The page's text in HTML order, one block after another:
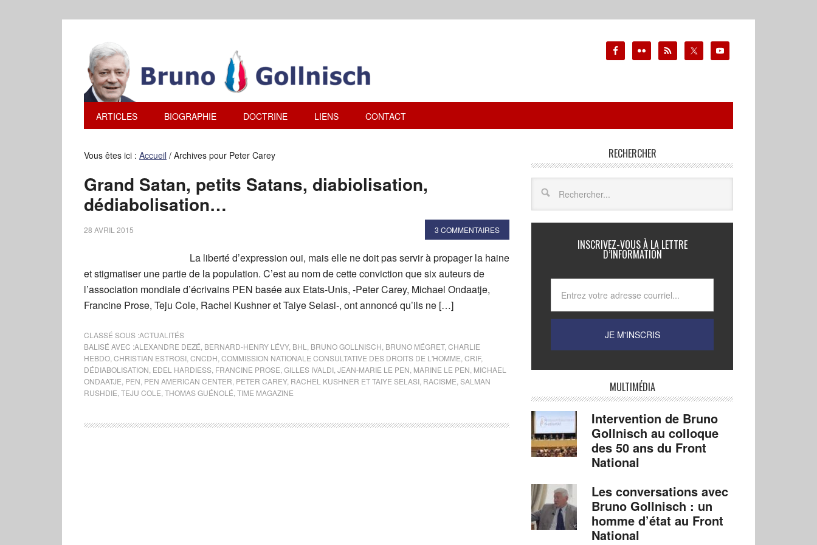
ARTICLES BIOGRAPHIE DOCTRINE LIENS CONTACT
Vous êtes ici : Accueil / Archives pour Peter Carey
Grand Satan, petits Satans, diabiolisation,
dédiabolisation…
28 AVRIL 2015 3 COMMENTAIRES
La liberté d’expression oui, mais elle ne doit pas servir à propager la haine
et stigmatiser une partie de la population. C’est au nom de cette conviction que six auteurs de
l’association mondiale d’écrivains PEN basée aux Etats-Unis, -Peter Carey, Michael Ondaatje,
Francine Prose, Teju Cole, Rachel Kushner et Taiye Selasi-, ont annoncé qu’ils ne […]
CLASSÉ SOUS :ACTUALITÉS
BALISÉ AVEC :ALEXANDRE DEZÉ BERNARD-HENRY LÉVY, BHL BRUNO GOLLNISCH BRUNO MÉGRET, CHARLIE
HEBDO CHRISTIAN ESTROSI CNCDH COMMISSION NATIONALE CONSULTATIVE DES DROITS DE L'HOMME CRIF,
DÉDIABOLISATION EDEL HARDIESS FRANCINE PROSE GILLES IVALDI JEAN-MARIE LE PEN MARINE LE PEN MICHAEL
ONDAATJE PEN PEN AMERICAN CENTER PETER CAREY, RACHEL KUSHNER ET TAIYE SELASI RACISME SALMAN
RUSHDIE TEJU COLE THOMAS GUÉNOLÉ TIME MAGAZINE
RECHERCHER
INSCRIVEZ-VOUS À LA LETTRE
D’INFORMATION
MULTIMÉDIA
Intervention de Bruno
Gollnisch au colloque
des 50 ans du Front
National
Les conversations avec
Bruno Gollnisch : un
homme d’état au Front
National